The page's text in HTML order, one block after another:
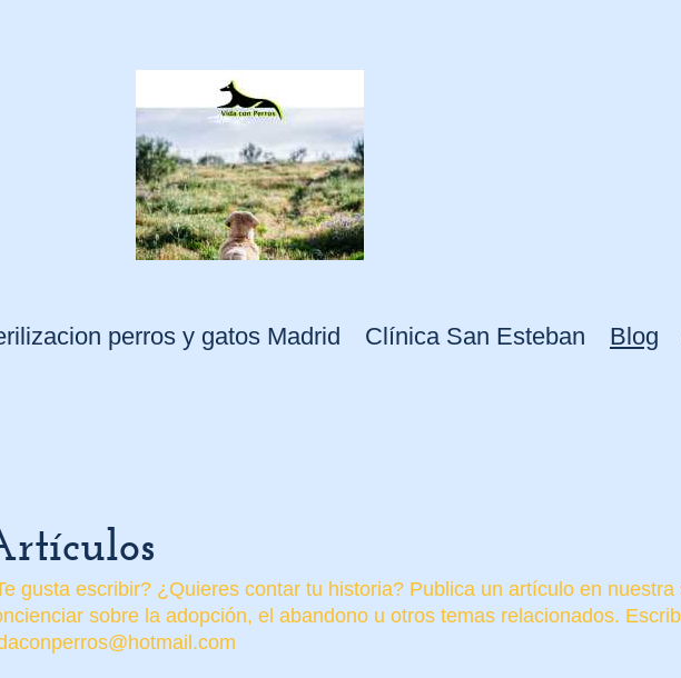
perros y gatos Madrid Clínica San Esteban Blog
gusta escribir? ¿Quieres contar tu historia? Publica un artículo en
sobre la adopción, el abandono u otros temas relacionados.